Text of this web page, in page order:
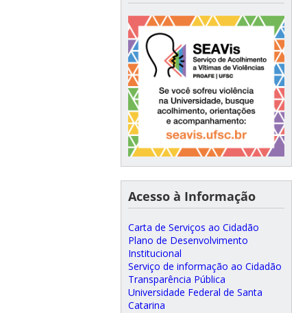
Acesso à Informação
Carta de Serviços ao Cidadão
Plano de Desenvolvimento
Institucional
Serviço de informação ao Cidadão
Transparência Pública
Universidade Federal de Santa
Catarina